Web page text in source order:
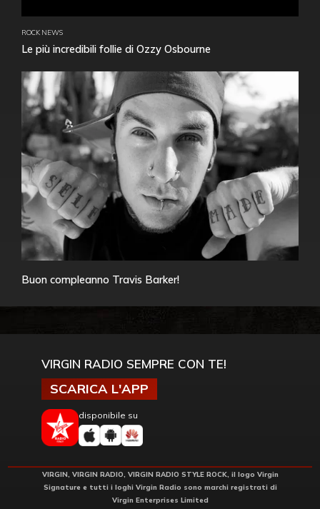
ROCK NEWS
Le più incredibili follie di Ozzy Osbourne
Buon compleanno Travis Barker!
VIRGIN RADIO SEMPRE CON TE!
SCARICA L'APP
disponibile su
VIRGIN, VIRGIN RADIO, VIRGIN RADIO STYLE ROCK, il logo Virgin
Signature e tutti i loghi Virgin Radio sono marchi registrati di
Virgin Enterprises Limited